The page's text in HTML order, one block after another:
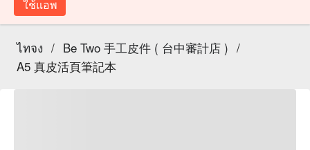
ใช้แอพ
ไทจง / Be Two 手工皮件 ( 台中審計店 ) /
A5 真皮活頁筆記本